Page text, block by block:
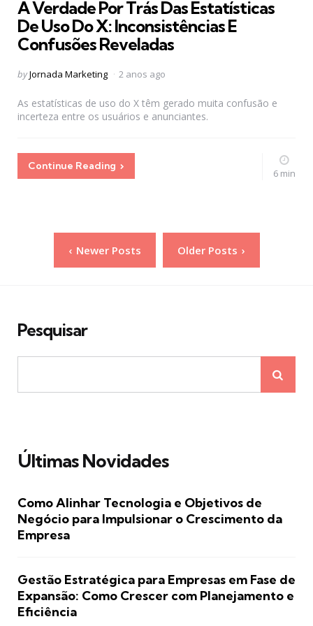
A Verdade Por Trás Das Estatísticas
De Uso Do X: Inconsistências E
Confusões Reveladas
Posted
byJornada Marketing 2 anos ago
As estatísticas de uso do X têm gerado muita confusão e
incerteza entre os usuários e anunciantes.
Continue Reading
6 min
PaginaçãoNewer Posts Older Posts
Pesquisar
Últimas Novidades
Como Alinhar Tecnologia e Objetivos de
Negócio para Impulsionar o Crescimento da
Empresa
Gestão Estratégica para Empresas em Fase de
Expansão: Como Crescer com Planejamento e
Eficiência